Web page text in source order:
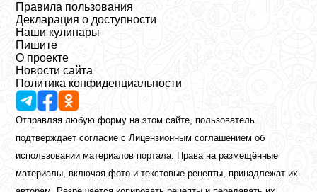
Правила пользования
Декларация о доступности
Наши кулинары
Пишите
О проекте
Новости сайта
Политика конфиденциальности
Отправляя любую форму на этом сайте, пользователь
подтверждает согласие сЛицензионным соглашениемоб
использовании материалов портала. Права на размещённые
материалы, включая фото и текстовые рецепты, принадлежат их